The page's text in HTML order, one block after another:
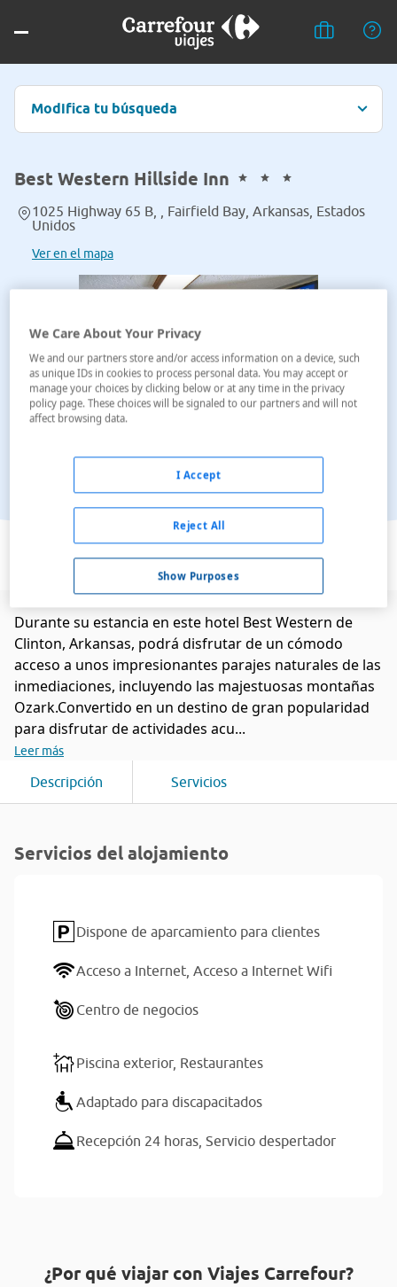
Modifica tu búsqueda
Best Western Hillside Inn
1025 Highway 65 B, , Fairfield Bay, Arkansas, Estados
Unidos
Ver en el mapa
Ver en el mapa
Durante su estancia en este hotel Best Western de
Clinton, Arkansas, podrá disfrutar de un cómodo
acceso a unos impresionantes parajes naturales de las
inmediaciones, incluyendo las majestuosas montañas
Ozark.Convertido en un destino de gran popularidad
para disfrutar de actividades acu...
Leer más
Descripción Servicios
Servicios del alojamiento
Dispone de aparcamiento para clientes
Acceso a Internet, Acceso a Internet Wifi
Centro de negocios
Piscina exterior, Restaurantes
Adaptado para discapacitados
Recepción 24 horas, Servicio despertador
¿Por qué viajar con Viajes Carrefour?
We Care About Your Privacy
We and our partners store and/or access information on a device, such
as unique IDs in cookies to process personal data. You may accept or
manage your choices by clicking below or at any time in the privacy
policy page. These choices will be signaled to our partners and will not
affect browsing data.
Show Purposes
Reject All
I Accept